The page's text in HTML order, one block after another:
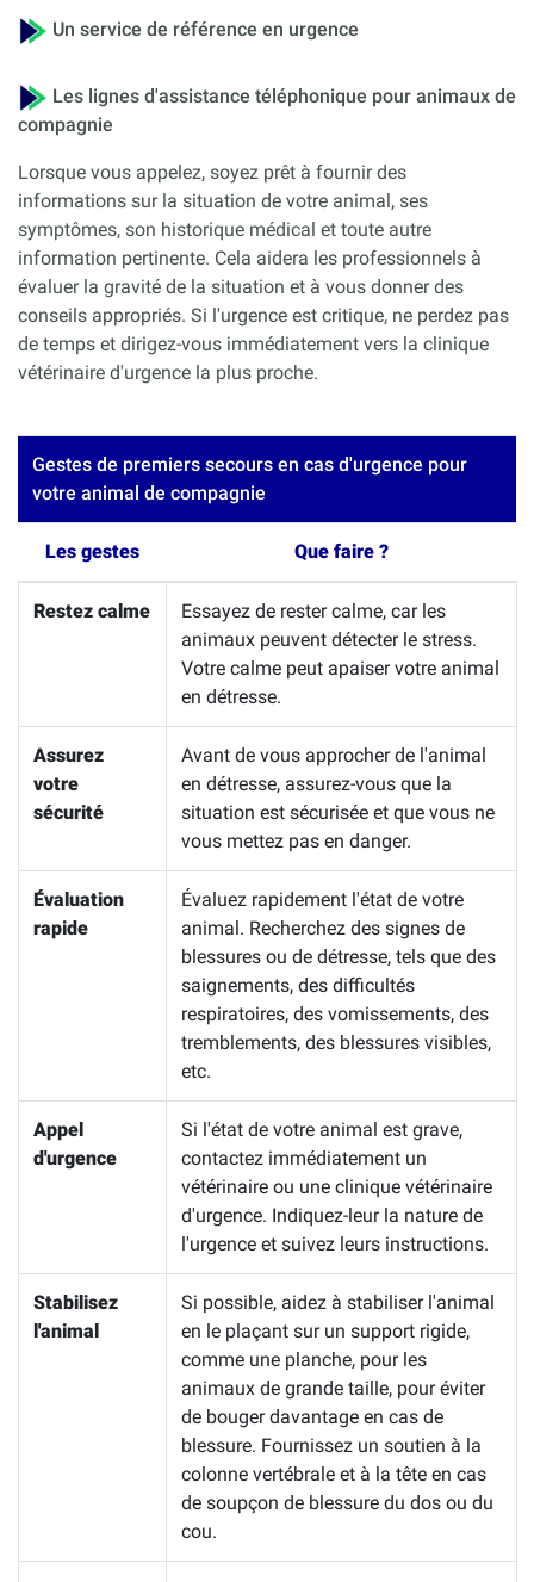
Un service de référence en urgence
Les lignes d'assistance téléphonique pour animaux de
compagnie
Lorsque vous appelez, soyez prêt à fournir des
informations sur la situation de votre animal, ses
symptômes, son historique médical et toute autre
information pertinente. Cela aidera les professionnels à
évaluer la gravité de la situation et à vous donner des
conseils appropriés. Si l'urgence est critique, ne perdez pas
de temps et dirigez-vous immédiatement vers la clinique
vétérinaire d'urgence la plus proche.
Gestes de premiers secours en cas d'urgence pour
votre animal de compagnie
Les gestes Que faire ?
Restez calme
Essayez de rester calme, car les
animaux peuvent détecter le stress.
Votre calme peut apaiser votre animal
en détresse.
Assurez
votre
sécurité
Avant de vous approcher de l'animal
en détresse, assurez-vous que la
situation est sécurisée et que vous ne
vous mettez pas en danger.
Évaluation
rapide
Évaluez rapidement l'état de votre
animal. Recherchez des signes de
blessures ou de détresse, tels que des
saignements, des difficultés
respiratoires, des vomissements, des
tremblements, des blessures visibles,
etc.
Appel
d'urgence
Si l'état de votre animal est grave,
contactez immédiatement un
vétérinaire ou une clinique vétérinaire
d'urgence. Indiquez-leur la nature de
l'urgence et suivez leurs instructions.
Stabilisez
l'animal
Si possible, aidez à stabiliser l'animal
en le plaçant sur un support rigide,
comme une planche, pour les
animaux de grande taille, pour éviter
de bouger davantage en cas de
blessure. Fournissez un soutien à la
colonne vertébrale et à la tête en cas
de soupçon de blessure du dos ou du
cou.